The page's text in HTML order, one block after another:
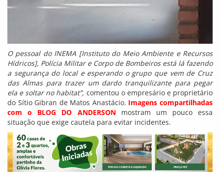
O pessoal do INEMA [Instituto do Meio Ambiente e Recursos
Hídricos], Polícia Militar e Corpo de Bombeiros está lá fazendo
a segurança do local e esperando o grupo que vem de Cruz
das Almas para trazer um dardo tranquilizante para pegar
ela e soltar no habitat”, comentou o empresário e proprietário
do Sítio Gibran de Matos Anastácio. Imagens compartilhadas
com o BLOG DO ANDERSONmostram um pouco essa
situação que exige cautela para evitar incidentes.